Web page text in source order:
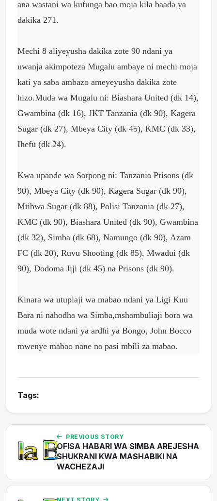
ana wastani wa kufunga bao moja kila baada ya
dakika 271.
Mechi 8 aliyeyusha dakika zote 90 ndani ya
uwanja akimpoteza Mugalu ambaye ni mechi moja
kati ya saba ambazo ameyeyusha dakika zote
hizo.Muda wa Mugalu ni: Biashara United (dk 14),
Gwambina (dk 16), JKT Tanzania (dk 90), Kagera
Sugar (dk 27), Mbeya City (dk 45), KMC (dk 33),
Ihefu (dk 24).
Kwa upande wa Sarpong ni: Tanzania Prisons (dk
90), Mbeya City (dk 90), Kagera Sugar (dk 90),
Mtibwa Sugar (dk 88), Polisi Tanzania (dk 27),
KMC (dk 90), Biashara United (dk 90), Gwambina
(dk 32), Simba (dk 68), Namungo (dk 90), Azam
FC (dk 20), Ruvu Shooting (dk 85), Mwadui (dk
90), Dodoma Jiji (dk 45) na Prisons (dk 90).
Kinara wa utupiaji wa mabao ndani ya Ligi Kuu
Bara ni nahodha wa Simba,mshambuliaji bora wa
muda wote ndani ya ardhi ya Bongo, John Bocco
mwenye mabao nane na pasi mbili za mabao.
Tags:
PREVIOUS STORY
OFISA HABARI WA SIMBA AREJESHA
SHUKRANI KWA MASHABIKI NA
WACHEZAJI